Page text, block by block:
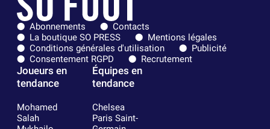
Abonnements
Contacts
La boutique SO PRESS
Mentions légales
Conditions générales d'utilisation
Publicité
Consentement RGPD
Recrutement
Joueurs en
tendance
Mohamed
Salah
Équipes en
tendance
Chelsea
Paris Saint-